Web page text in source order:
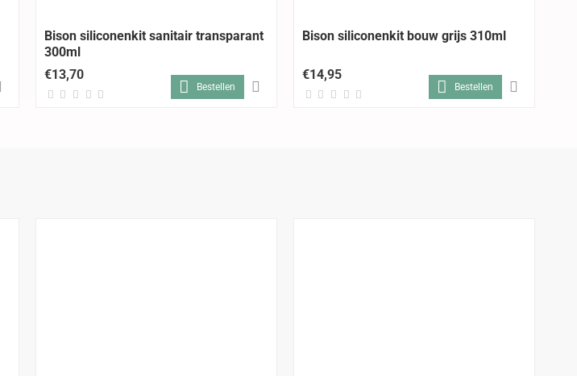
Bison siliconenkit sanitair transparant
300ml
€13,70
Bestellen
Bison siliconenkit bouw grijs 310ml
€14,95
Bestellen